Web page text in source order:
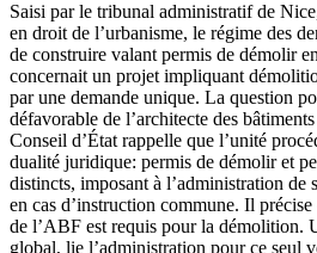
Saisi par le tribunal administratif de
en droit de l’urbanisme, le régime des
de construire valant permis de démolir
concernait un projet impliquant
par une demande unique. La question
défavorable de l’architecte des
Conseil d’État rappelle que l’unité
dualité juridique: permis de démolir et
distincts, imposant à l’administration de
en cas d’instruction commune. Il
de l’ABF est requis pour la démolition.
global, lie l’administration pour ce seul